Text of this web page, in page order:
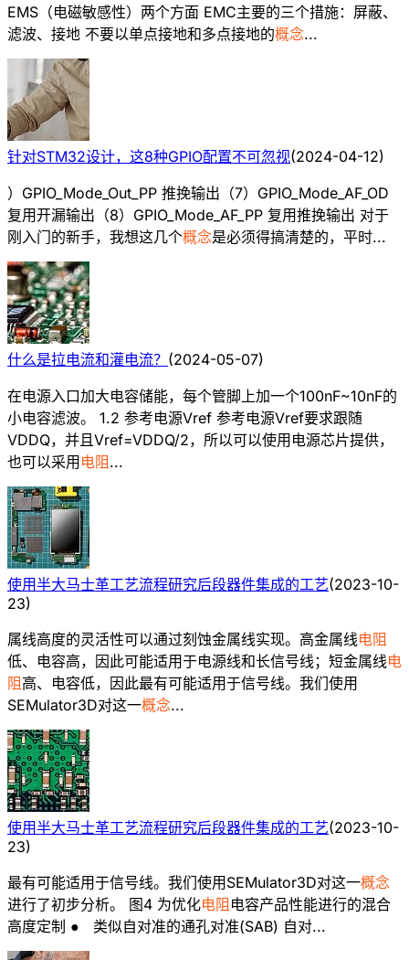
EMS（电磁敏感性）两个方面 EMC主要的三个措施：屏蔽、
滤波、接地 不要以单点接地和多点接地的概念...
针对STM32设计，这8种GPIO配置不可忽视(2024-04-12)
）GPIO_Mode_Out_PP 推挽输出（7）GPIO_Mode_AF_OD
复用开漏输出（8）GPIO_Mode_AF_PP 复用推挽输出 对于
刚入门的新手，我想这几个概念是必须得搞清楚的，平时...
什么是拉电流和灌电流？ (2024-05-07)
在电源入口加大电容储能，每个管脚上加一个100nF~10nF的
小电容滤波。 1.2 参考电源Vref 参考电源Vref要求跟随
VDDQ，并且Vref=VDDQ/2，所以可以使用电源芯片提供，
也可以采用电阻...
使用半大马士革工艺流程研究后段器件集成的工艺(2023-10-
23)
属线高度的灵活性可以通过刻蚀金属线实现。高金属线电阻
低、电容高，因此可能适用于电源线和长信号线；短金属线电
阻高、电容低，因此最有可能适用于信号线。我们使用
SEMulator3D对这一概念...
使用半大马士革工艺流程研究后段器件集成的工艺(2023-10-
23)
最有可能适用于信号线。我们使用SEMulator3D对这一概念
进行了初步分析。 图4 为优化电阻 电容产品性能进行的混合
高度定制 ● 类似自对准的通孔对准(SAB) 自对...